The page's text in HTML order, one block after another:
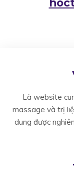
Là website
massage và trị
dung được